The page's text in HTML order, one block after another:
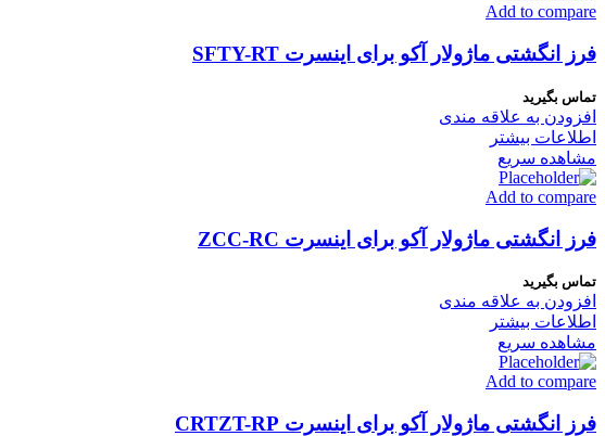
Add to compare
فرز انگشتی ماژولار آکو برای اینسرت SFTY-RT
تماس بگیرید
افزودن به علاقه مندی
اطلاعات بیشتر
مشاهده سریع
Add to compare
فرز انگشتی ماژولار آکو برای اینسرت ZCC-RC
تماس بگیرید
افزودن به علاقه مندی
اطلاعات بیشتر
مشاهده سریع
Add to compare
فرز انگشتی ماژولار آکو برای اینسرت CRTZT-RP